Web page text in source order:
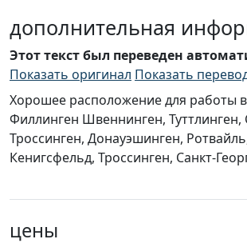
дополнительная
Этот текст был переведен
Показать оригинал Показать
Хорошее расположение для работы
Филлинген Швеннинген, Туттлинген,
Троссинген, Донауэшинген,
Кенигсфельд, Троссинген, Санкт-
цены